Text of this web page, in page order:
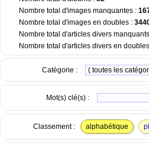
Nombre total d'images manquantes :
Nombre total d'images en doubles :
Nombre total d'articles divers
Nombre total d'articles divers en
Catégorie :
Mot(s) clé(s) :
Classement : alphabétique